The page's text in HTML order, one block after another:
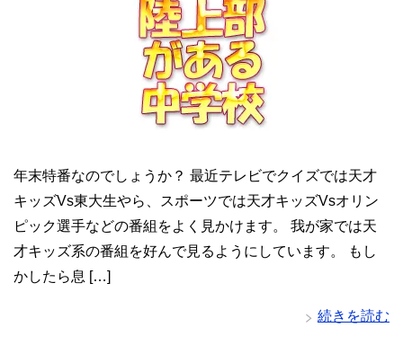
年末特番なのでしょうか？ 最近テレビでクイズでは天才
キッズVs東大生やら、スポーツでは天才キッズVsオリン
ピック選手などの番組をよく見かけます。 我が家では天
才キッズ系の番組を好んで見るようにしています。 もし
かしたら息 […]
続きを読む